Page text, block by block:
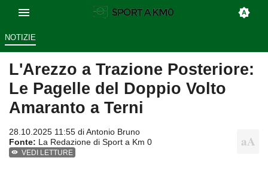
NOTIZIE
L'Arezzo a Trazione Posteriore:
Le Pagelle del Doppio Volto
Amaranto a Terni
28.10.2025 11:55 diAntonio Bruno
Fonte: La Redazione di Sport a Km 0
VEDI LETTURE